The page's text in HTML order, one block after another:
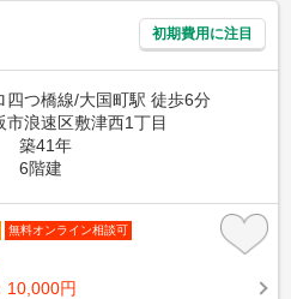
初期費用に注目
四つ橋線/大国町駅 徒歩6分
市浪速区敷津西1丁目
築41年
6階建
無料オンライン相談可
10,000円